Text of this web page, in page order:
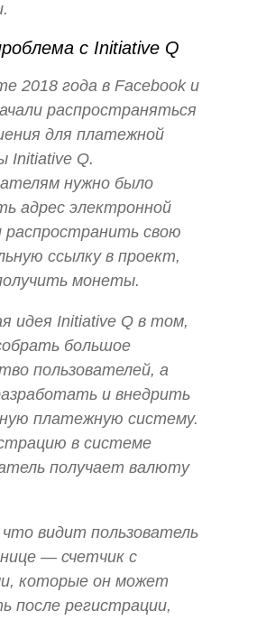
с Initiative Q
2018 года в Facebook и
распространяться
для платежной
Initiative Q.
нужно было
адрес электронной
свою
ссылку в проект,
монеты.
идея Initiative Q в том,
большое
пользователей, а
и внедрить
платежную систему.
в системе
получает валюту
видит пользователь
— счетчик с
которые он может
после регистрации,